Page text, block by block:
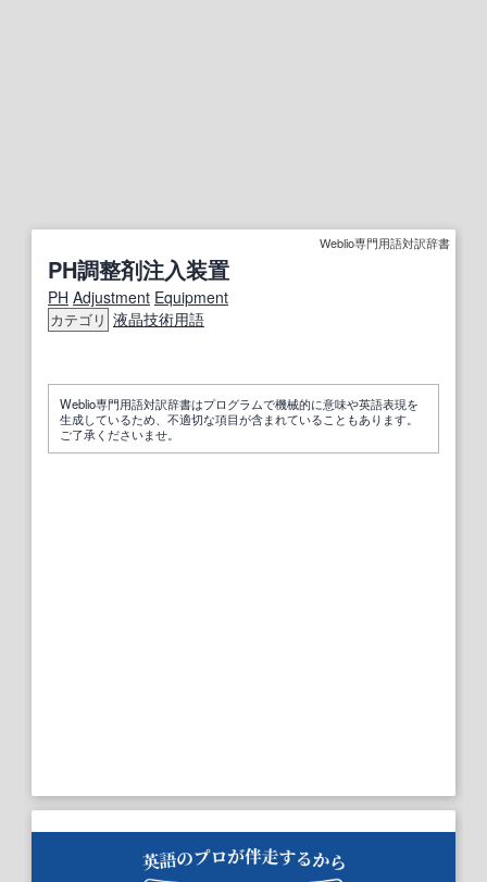
Weblio専門用語対訳辞書
PH調整剤注入装置
PH Adjustment Equipment
カテゴリ 液晶技術用語
Weblio専門用語対訳辞書はプログラムで機械的に意味や英語表現を
生成しているため、不適切な項目が含まれていることもあります。
ご了承くださいませ。